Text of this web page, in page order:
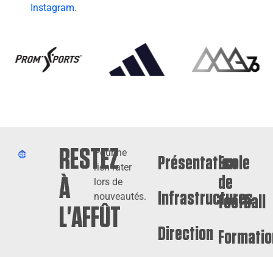
Instagram.
RESTEZ
À
L'AFFÛT
Pour ne
rien rater
lors de
nouveautés.
Présentation
Infrastructures
Direction
Ecole
de
football